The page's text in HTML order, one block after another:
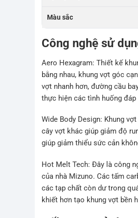
Màu sắc
Công nghệ sử
Aero Hexagram: Thiết kế
bằng nhau, khung vợt góc
vợt nhanh hơn, đường cầu
thực hiện các tình huống
Wide Body Design: Khung
cây vợt khác giúp giảm độ
giúp giảm thiểu sức cản
Hot Melt Tech: Đây là công
của nhà Mizuno. Các tấm
các tạp chất còn dư trong
khiết hơn tạo khung vợt bền